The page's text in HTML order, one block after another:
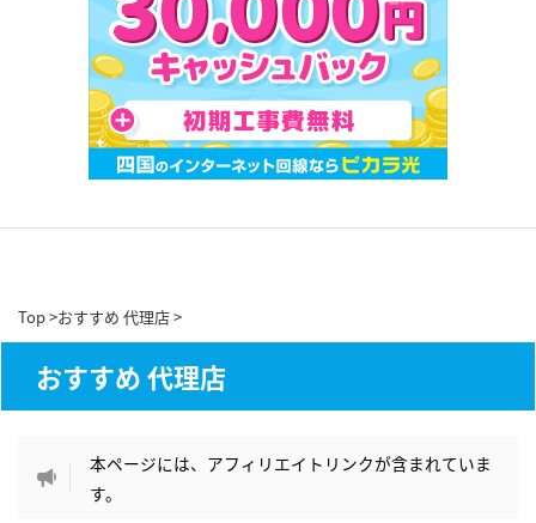
Top>おすすめ 代理店>
おすすめ 代理店
本ページには、アフィリエイトリンクが含まれていま
す。